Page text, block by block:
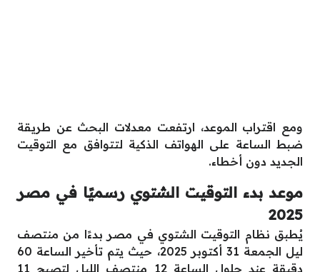
ومع اقتراب الموعد، ارتفعت معدلات البحث عن طريقة
ضبط الساعة على الهواتف الذكية لتتوافق مع التوقيت
الجديد دون أخطاء.
موعد بدء التوقيت الشتوي رسميًا في مصر
2025
يُطبق نظام التوقيت الشتوي في مصر بدءًا من منتصف
ليل الجمعة 31 أكتوبر 2025، حيث يتم تأخير الساعة 60
دقيقة عند حلول الساعة 12 منتصف الليل لتصبح 11